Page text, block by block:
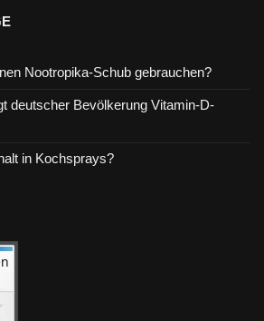
Nootropika-Schub gebrauchen?
deutscher Bevölkerung Vitamin-D-
in Kochsprays?